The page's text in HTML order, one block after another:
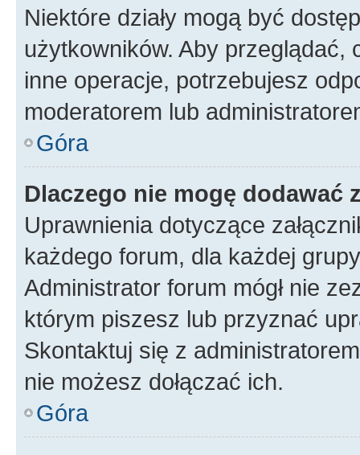
Niektóre działy mogą być
użytkowników. Aby
inne operacje, potrzebujesz
moderatorem lub
Góra
Dlaczego nie mogę dodawać
Uprawnienia dotyczące
każdego forum, dla każdej
Administrator forum mógł nie
którym piszesz lub przyznać
Skontaktuj się z
nie możesz dołączać ich.
Góra